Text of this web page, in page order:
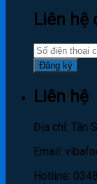
Liên hệ
Liên hệ
Địa chỉ: Tân
Email:
Hotline: